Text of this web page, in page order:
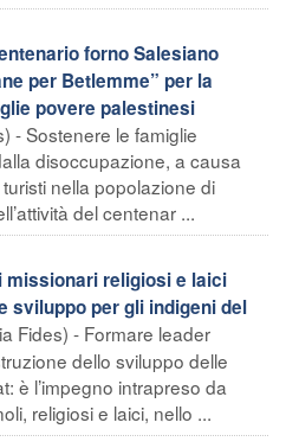
forno Salesiano
per Betlemme” per la
povere palestinesi
- Sostenere le famiglie
disoccupazione, a causa
nella popolazione di
del centenar ...
missionari religiosi e laici
sviluppo per gli indigeni del
Fides) - Formare leader
dello sviluppo delle
è l’impegno intrapreso da
religiosi e laici, nello ...